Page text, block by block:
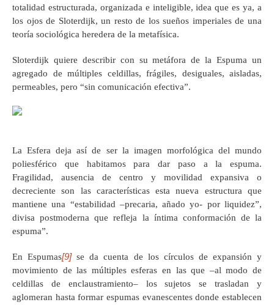
totalidad estructurada, organizada e inteligible, idea que es ya, a
los ojos de Sloterdijk, un resto de los sueños imperiales de una
teoría sociológica heredera de la metafísica.
Sloterdijk quiere describir con su metáfora de la Espuma un
agregado de múltiples celdillas, frágiles, desiguales, aisladas,
permeables, pero “sin comunicación efectiva”.
La Esfera deja así de ser la imagen morfológica del mundo
poliesférico que habitamos para dar paso a la espuma.
Fragilidad, ausencia de centro y movilidad expansiva o
decreciente son las características esta nueva estructura que
mantiene una “estabilidad –precaria, añado yo- por liquidez”,
divisa postmoderna que refleja la íntima conformación de la
espuma”.
En Espumas[9]se da cuenta de los círculos de expansión y
movimiento de las múltiples esferas en las que –al modo de
celdillas de enclaustramiento– los sujetos se trasladan y
aglomeran hasta formar espumas evanescentes donde establecen